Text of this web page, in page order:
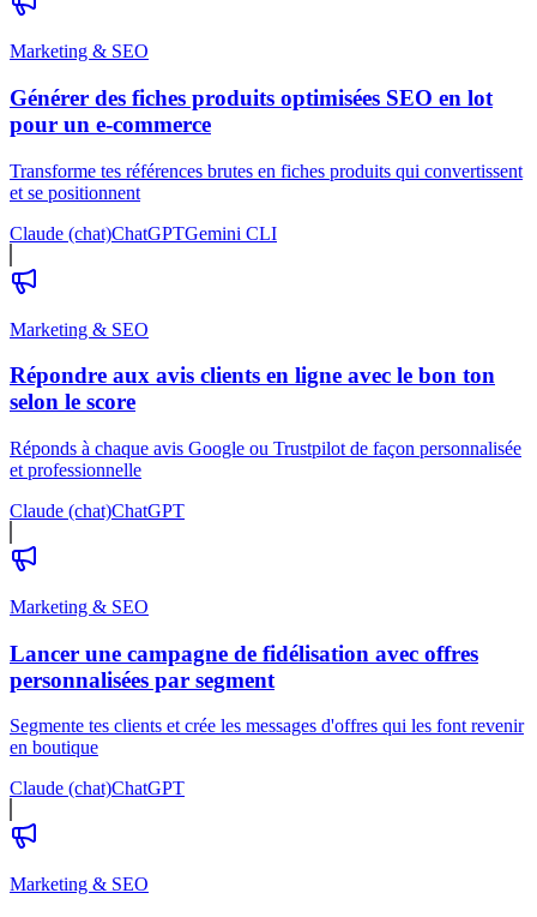
Marketing & SEO
Générer des fiches produits optimisées SEO en lot
pour un e-commerce
Transforme tes références brutes en fiches produits qui convertissent
et se positionnent
Claude (chat)ChatGPTGemini CLI
Marketing & SEO
Répondre aux avis clients en ligne avec le bon ton
selon le score
Réponds à chaque avis Google ou Trustpilot de façon personnalisée
et professionnelle
Claude (chat)ChatGPT
Marketing & SEO
Lancer une campagne de fidélisation avec offres
personnalisées par segment
Segmente tes clients et crée les messages d'offres qui les font revenir
en boutique
Claude (chat)ChatGPT
Marketing & SEO